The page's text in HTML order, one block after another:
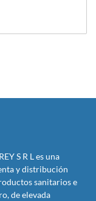
S R L es una
y distribución
sanitarios e
de elevada